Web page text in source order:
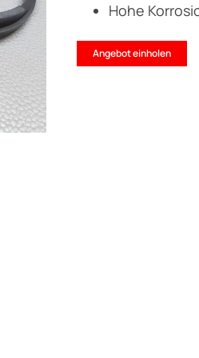
Hohe
Angebot einholen